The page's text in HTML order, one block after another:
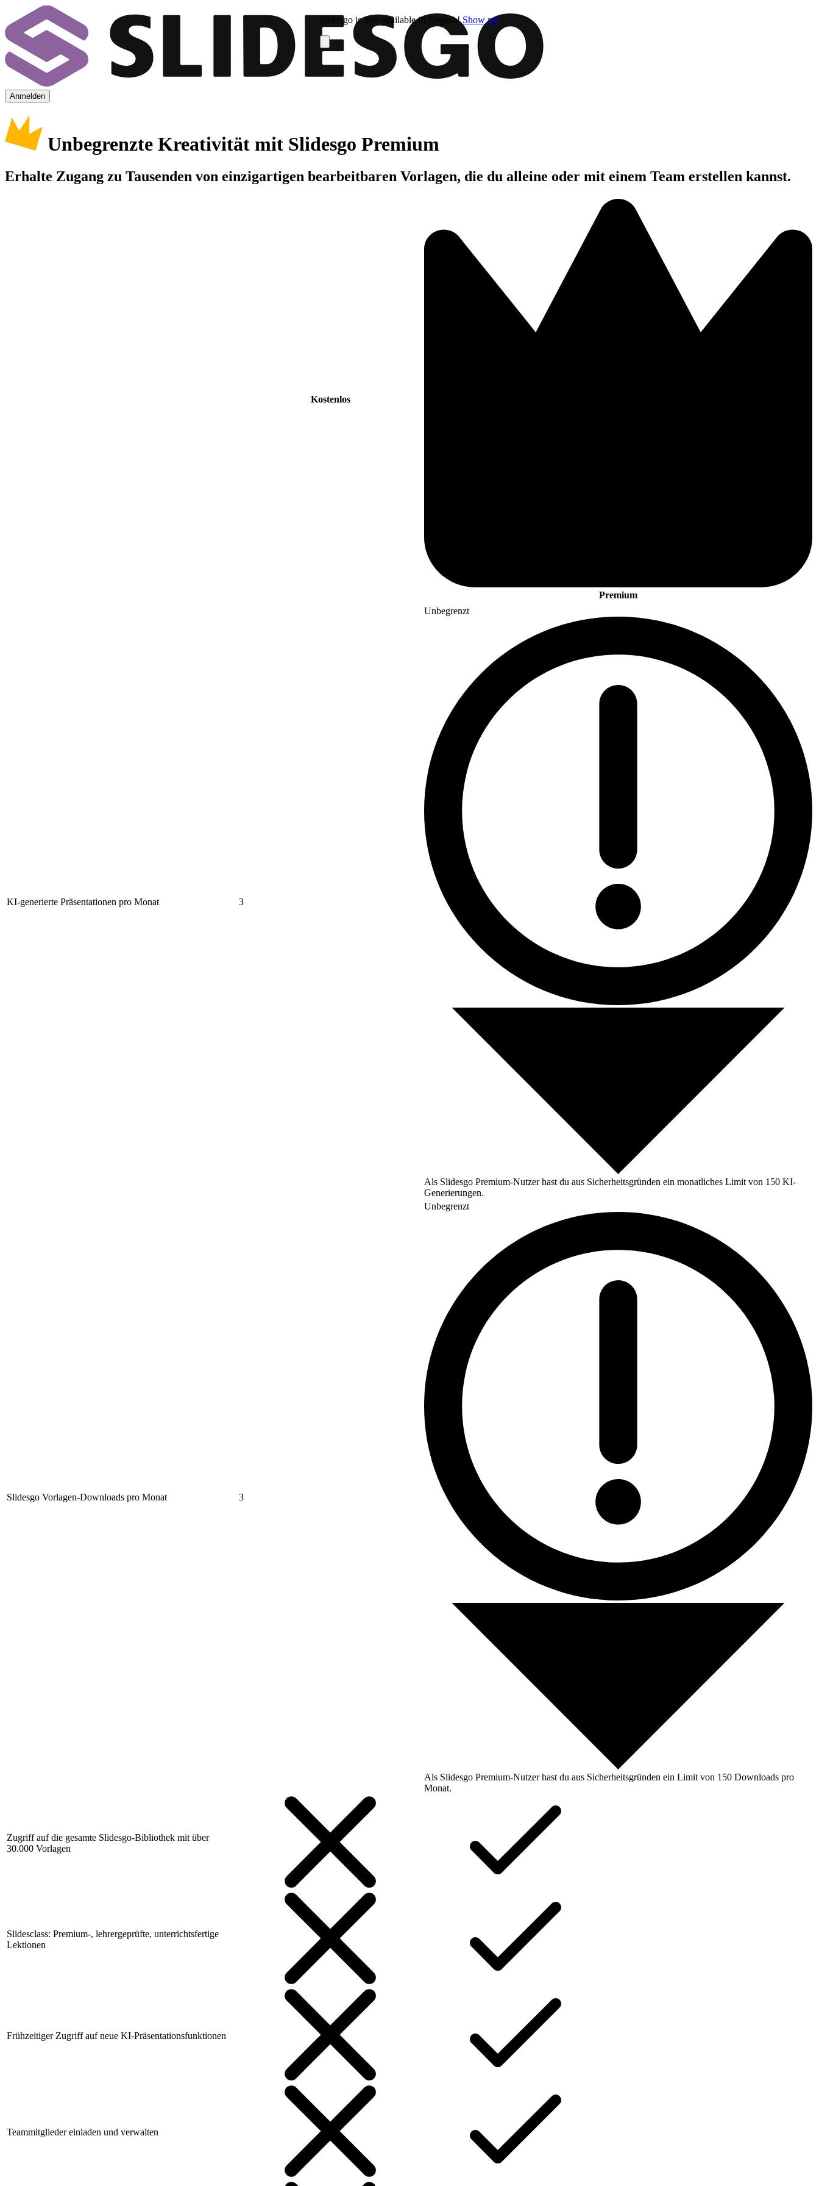
Slidesgo is also available in English! Show me
Anmelden
Unbegrenzte Kreativität mit Slidesgo Premium
Erhalte Zugang zu Tausenden von einzigartigen bearbeitbaren Vorlagen, die du alleine oder mit einem Team erstellen kannst.
Kostenlos
Premium
KI-generierte Präsentationen pro Monat 3
Unbegrenzt
Als Slidesgo Premium-Nutzer hast du aus Sicherheitsgründen ein monatliches Limit von 150 KI-
Generierungen.
Slidesgo Vorlagen-Downloads pro Monat 3
Unbegrenzt
Als Slidesgo Premium-Nutzer hast du aus Sicherheitsgründen ein Limit von 150 Downloads pro
Monat.
Zugriff auf die gesamte Slidesgo-Bibliothek mit über
30.000 Vorlagen
Slidesclass: Premium-, lehrergeprüfte, unterrichtsfertige
Lektionen
Frühzeitiger Zugriff auf neue KI-Präsentationsfunktionen
Teammitglieder einladen und verwalten